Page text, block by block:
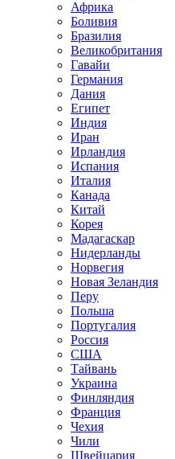
Африка
Боливия
Бразилия
Великобритания
Гавайи
Германия
Дания
Египет
Индия
Иран
Ирландия
Испания
Италия
Канада
Китай
Корея
Мадагаскар
Нидерланды
Норвегия
Новая Зеландия
Перу
Польша
Португалия
Россия
США
Тайвань
Украина
Финляндия
Франция
Чехия
Чили
Швейцария